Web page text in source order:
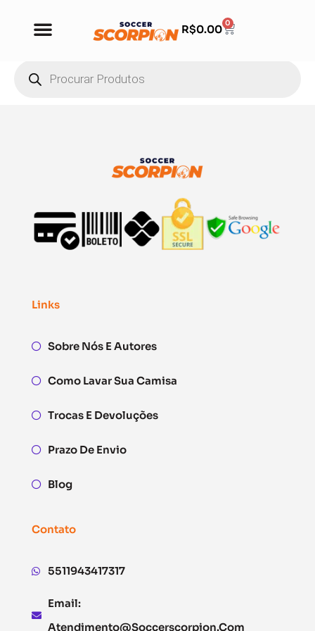
R$0.00 0
Links
Sobre Nós E Autores
Como Lavar Sua Camisa
Trocas E Devoluções
Prazo De Envio
Blog
Contato
5511943417317
Email:
Atendimento@soccerscorpion.com